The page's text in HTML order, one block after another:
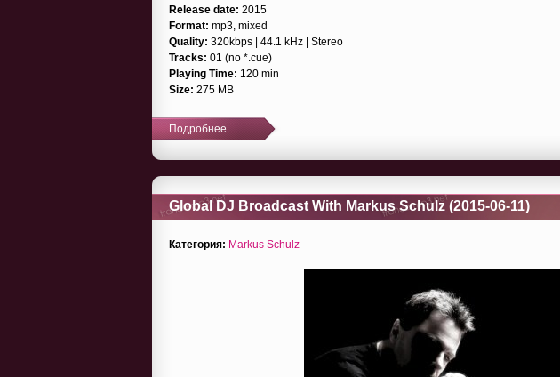
Release date: 2015
Format: mp3, mixed
Quality: 320kbps | 44.1 kHz | Stereo
Tracks: 01 (no *.cue)
Playing Time: 120 min
Size: 275 MB
Подробнее
Global DJ Broadcast With Markus Schulz (2015-06-11)
Категория: Markus Schulz